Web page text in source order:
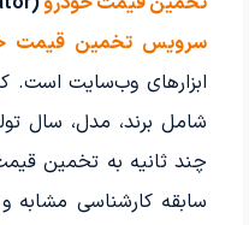
سرویس تخمین قیمت
ابزارهای وب‌سایت است.
شامل برند، مدل، سال
چند ثانیه به تخمین
سابقه کارشناسی مشابه